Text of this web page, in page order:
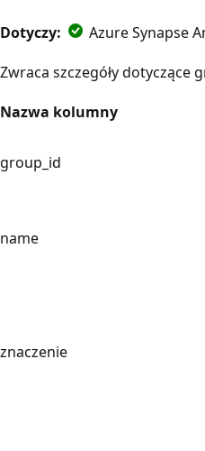
Dotyczy:
Azure Synapse
Zwraca szczegóły dotyczące
Nazwa kolumny
group_id
name
znaczenie